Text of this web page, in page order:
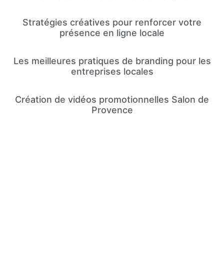
Stratégies créatives pour renforcer votre
présence en ligne locale
Les meilleures pratiques de branding pour les
entreprises locales
Création de vidéos promotionnelles Salon de
Provence